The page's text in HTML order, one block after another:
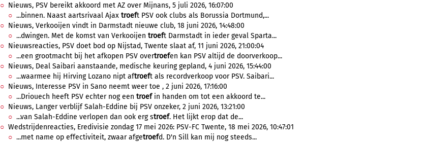
Nieuws, PSV bereikt akkoord met AZ over Mijnans, 5 juli 2026, 16:07:00
...binnen. Naast aartsrivaal Ajax troeft PSV ook clubs als Borussia Dortmund,...
Nieuws, Verkooijen vindt in Darmstadt nieuwe club, 18 juni 2026, 14:48:00
...dwingen. Met de komst van Verkooijen troeft Darmstadt in ieder geval Sparta...
Nieuwsreacties, PSV doet bod op Nijstad, Twente slaat af, 11 juni 2026, 21:00:04
...een grootmacht bij het afkopen PSV overtroefen kan PSV altijd de doorverkoop...
Nieuws, Deal Saibari aanstaande, medische keuring gepland, 4 juni 2026, 15:44:00
...waarmee hij Hirving Lozano nipt aftroeft als recordverkoop voor PSV. Saibari...
Nieuws, Interesse PSV in Sano neemt weer toe , 2 juni 2026, 17:16:00
...Driouech heeft PSV echter nog een troefin handen om tot een akkoord te...
Nieuws, Langer verblijf Salah-Eddine bij PSV onzeker, 2 juni 2026, 13:21:00
...van Salah-Eddine verlopen dan ook erg stroef. Het lijkt erop dat de...
Wedstrijdenreacties, Eredivisie zondag 17 mei 2026: PSV-FC Twente, 18 mei 2026, 10:47:01
...met name op effectiviteit, zwaar afgetroefd. D'n Sill kan mij nog steeds...